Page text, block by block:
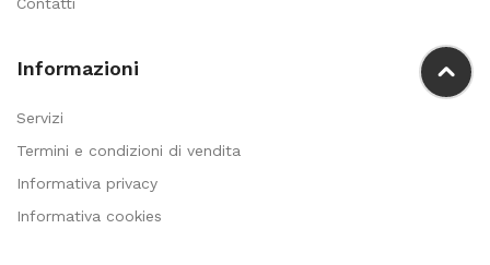
Informazioni
Servizi
Termini e condizioni di vendita
Informativa privacy
Informativa cookies